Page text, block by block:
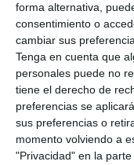
forma alternativa,
consentimiento o
cambiar sus
Tenga en cuenta que
personales puede no
tiene el derecho de
preferencias se
sus preferencias o
momento volviendo a
"Privacidad" en la
seguir trabajando
“este tipo de
buenas para que
atrás en el uso de
avanzan tan
que ellos sean
bulos y estafas en